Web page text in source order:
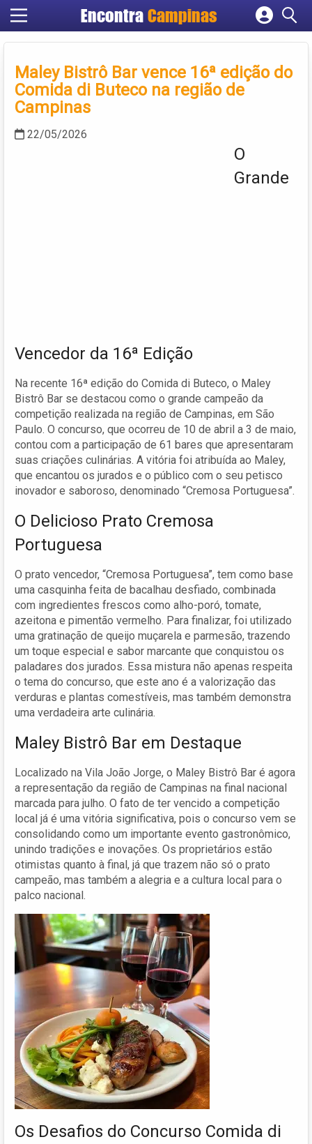
Encontra Campinas
Cadastrar empresa
Criar conta
Maley Bistrô Bar vence 16ª edição do
Comida di Buteco na região de
Campinas
22/05/2026
O
Grande
Vencedor da 16ª Edição
Na recente 16ª edição do Comida di Buteco, o Maley
Bistrô Bar se destacou como o grande campeão da
competição realizada na região de Campinas, em São
Paulo. O concurso, que ocorreu de 10 de abril a 3 de maio,
contou com a participação de 61 bares que apresentaram
suas criações culinárias. A vitória foi atribuída ao Maley,
que encantou os jurados e o público com o seu petisco
inovador e saboroso, denominado “Cremosa Portuguesa”.
O Delicioso Prato Cremosa
Portuguesa
O prato vencedor, “Cremosa Portuguesa”, tem como base
uma casquinha feita de bacalhau desfiado, combinada
com ingredientes frescos como alho-poró, tomate,
azeitona e pimentão vermelho. Para finalizar, foi utilizado
uma gratinação de queijo muçarela e parmesão, trazendo
um toque especial e sabor marcante que conquistou os
paladares dos jurados. Essa mistura não apenas respeita
o tema do concurso, que este ano é a valorização das
verduras e plantas comestíveis, mas também demonstra
uma verdadeira arte culinária.
Maley Bistrô Bar em Destaque
Localizado na Vila João Jorge, o Maley Bistrô Bar é agora
a representação da região de Campinas na final nacional
marcada para julho. O fato de ter vencido a competição
local já é uma vitória significativa, pois o concurso vem se
consolidando como um importante evento gastronômico,
unindo tradições e inovações. Os proprietários estão
otimistas quanto à final, já que trazem não só o prato
campeão, mas também a alegria e a cultura local para o
palco nacional.
Os Desafios do Concurso Comida di